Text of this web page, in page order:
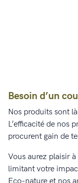
Besoin d’un
Nos produits sont
L’efficacité de nos
procurent gain de
Vous aurez plaisir
limitant votre